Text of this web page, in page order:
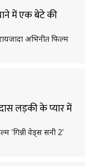
में एक बेटे की
अभिनीत फिल्म
लड़की के प्यार में
'गिन्नी वेड्स सनी 2'